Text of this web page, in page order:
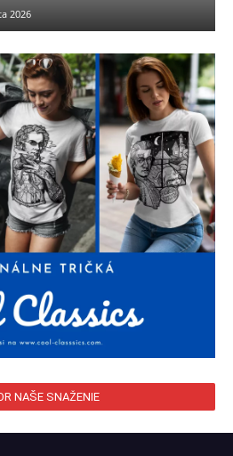
2026
NAŠE SNAŽENIE